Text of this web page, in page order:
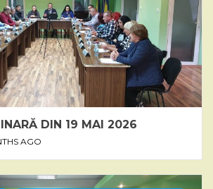
DIN 19 MAI 2026
AGO